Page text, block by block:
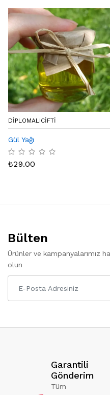
DIPLOMALICIFTI
Gül Yağı
₺29.00
Bülten
Ürünler ve kampanyalarımız
olun
Garantili
Gönderim
Tüm